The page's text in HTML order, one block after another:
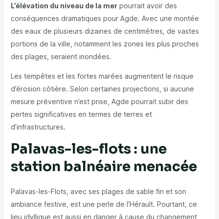
L’élévation du niveau de la merpourrait avoir des
conséquences dramatiques pour Agde. Avec une montée
des eaux de plusieurs dizaines de centimètres, de vastes
portions de la ville, notamment les zones les plus proches
des plages, seraient inondées.
Les tempêtes et les fortes marées augmentent le risque
d’érosion côtière. Selon certaines projections, si aucune
mesure préventive n’est prise, Agde pourrait subir des
pertes significatives en termes de terres et
d’infrastructures.
Palavas-les-flots : une
station balnéaire menacée
Palavas-les-Flots, avec ses plages de sable fin et son
ambiance festive, est une perle de l’Hérault. Pourtant, ce
lieu idyllique est aussi en danger à cause du changement